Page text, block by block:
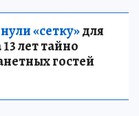
«сетку»для
лет тайно
гостей